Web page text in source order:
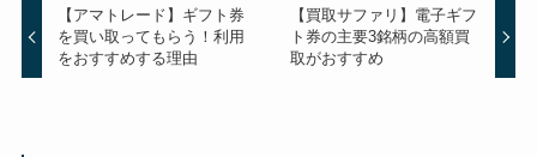
【アマトレード】ギフト券
を買い取ってもらう！利用
をおすすめする理由
【買取サファリ】電子ギフ
ト券の主要3銘柄の高額買
取がおすすめ